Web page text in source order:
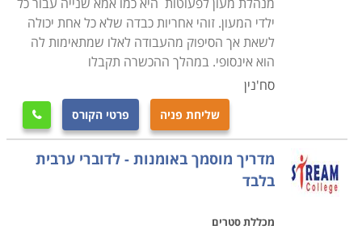
ילדי המעון. זוהי אחריות כבדה שלא כל אחת יכולה
לשאת אך הסיפוק מהעבודה לאלו שמתאימות לה
הוא אינסופי. במהלך ההכשרה תקבלו
סח'נין
שליחת פניה פרטי הקורס 
מדריך מוסמך באומנות - לדוברי ערבית
בלבד
מכללת סטרים